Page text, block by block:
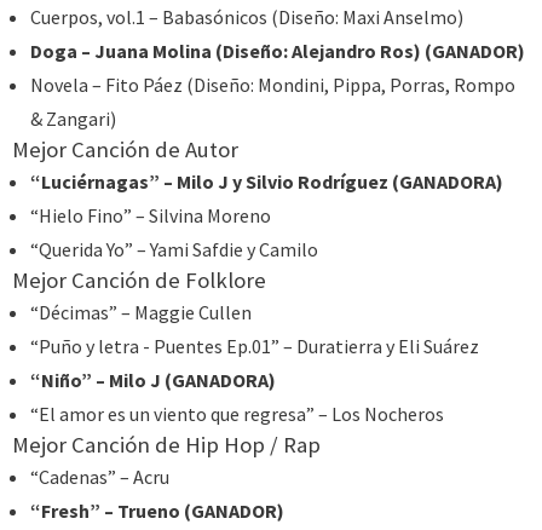
Cuerpos, vol.1 – Babasónicos (Diseño: Maxi Anselmo)
Doga – Juana Molina (Diseño: Alejandro Ros) (GANADOR)
Novela – Fito Páez (Diseño: Mondini, Pippa, Porras, Rompo
& Zangari)
Mejor Canción de Autor
“Luciérnagas” – Milo J y Silvio Rodríguez (GANADORA)
“Hielo Fino” – Silvina Moreno
“Querida Yo” – Yami Safdie y Camilo
Mejor Canción de Folklore
“Décimas” – Maggie Cullen
“Puño y letra - Puentes Ep.01” – Duratierra y Eli Suárez
“Niño” – Milo J (GANADORA)
“El amor es un viento que regresa” – Los Nocheros
Mejor Canción de Hip Hop / Rap
“Cadenas” – Acru
“Fresh” – Trueno (GANADOR)